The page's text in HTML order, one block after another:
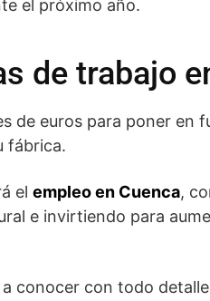
el próximo año.
de trabajo
de euros para poner en
fábrica.
el empleo en Cuenca,
e invirtiendo para
conocer con todo